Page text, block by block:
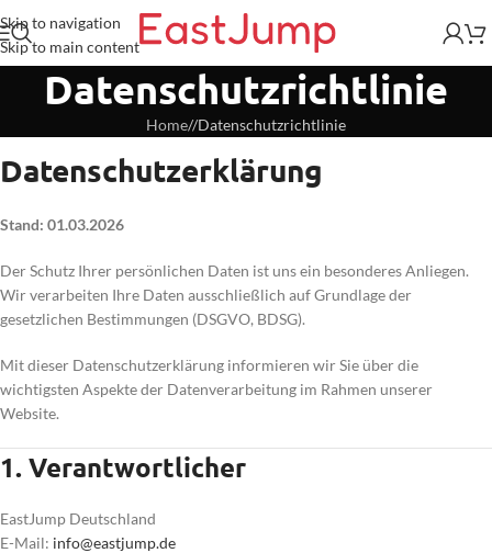
Skip to navigation
Skip to main content
Datenschutzrichtlinie
Home/ Datenschutzrichtlinie
Datenschutzerklärung
Stand: 01.03.2026
Der Schutz Ihrer persönlichen Daten ist uns ein besonderes Anliegen.
Wir verarbeiten Ihre Daten ausschließlich auf Grundlage der
gesetzlichen Bestimmungen (DSGVO, BDSG).
Mit dieser Datenschutzerklärung informieren wir Sie über die
wichtigsten Aspekte der Datenverarbeitung im Rahmen unserer
Website.
1. Verantwortlicher
EastJump Deutschland
E-Mail: info@eastjump.de